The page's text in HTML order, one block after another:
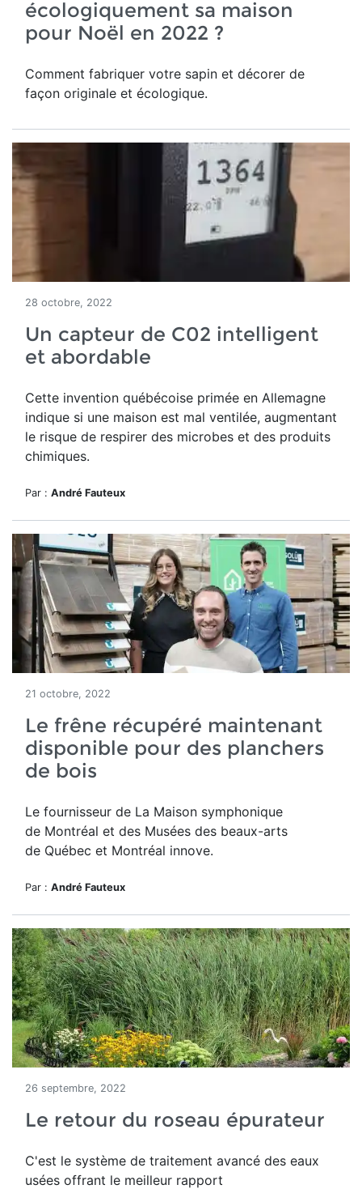
écologiquement sa maison
pour Noël en 2022 ?
Comment fabriquer votre sapin et décorer de
façon originale et écologique.
28 octobre, 2022
Un capteur de C02 intelligent
et abordable
Cette invention québécoise primée en Allemagne
indique si une maison est mal ventilée, augmentant
le risque de respirer des microbes et des produits
chimiques.
Par : André Fauteux
21 octobre, 2022
Le frêne récupéré maintenant
disponible pour des planchers
de bois
Le fournisseur de La Maison symphonique
de Montréal et des Musées des beaux-arts
de Québec et Montréal innove.
Par : André Fauteux
26 septembre, 2022
Le retour du roseau épurateur
C'est le système de traitement avancé des eaux
usées offrant le meilleur rapport